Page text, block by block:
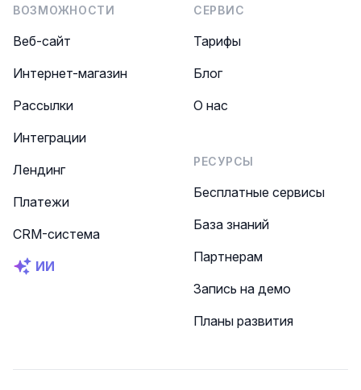
ВОЗМОЖНОСТИ
Веб-сайт
Интернет-магазин
Рассылки
Интеграции
Лендинг
Платежи
CRM-система
ИИ
СЕРВИС
Тарифы
Блог
О нас
РЕСУРСЫ
Бесплатные сервисы
База знаний
Партнерам
Запись на демо
Планы развития